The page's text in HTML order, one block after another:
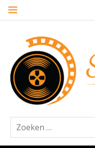
Naar
springen